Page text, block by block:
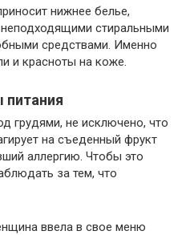
нижнее белье,
стиральными
средствами. Именно
и красноты на коже.
питания
грудями, не исключено, что
на съеденный фрукт
аллергию. Чтобы это
за тем, что
ввела в свое меню